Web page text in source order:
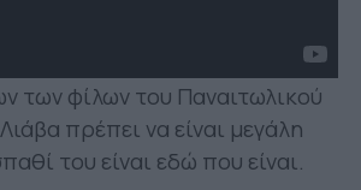
των φίλων του Παναιτωλικού
πρέπει να είναι μεγάλη
του είναι εδώ που είναι.